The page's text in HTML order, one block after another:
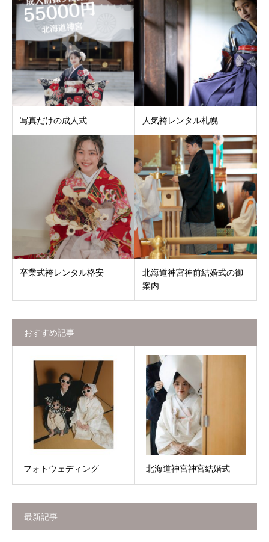
写真だけの成人式 人気袴レンタル札幌
卒業式袴レンタル格安
北海道神宮神前結婚式の御
案内
おすすめ記事
フォトウェディング 北海道神宮神宮結婚式
最新記事